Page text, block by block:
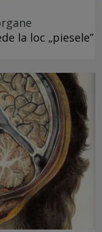
la loc „piesele”